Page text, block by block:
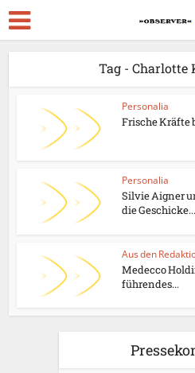
Tag - Charlotte
Personalia
Frische Kräfte
Personalia
Silvie Aigner
die Geschicke...
Aus den
Medecco
führendes...